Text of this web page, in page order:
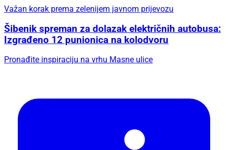
Važan korak prema zelenijem javnom prijevozu
Šibenik spreman za dolazak električnih autobusa:
Izgrađeno 12 punionica na kolodvoru
Pronađite inspiraciju na vrhu Masne ulice